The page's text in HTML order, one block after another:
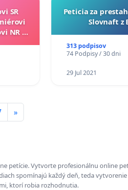
SR
NR SR
Peticia za
Slovnaft z
313 podpisov
74 Podpisy / 30 dni
29 Jul 2021
»
petície. Vytvorte profesionálnu online
spomínajú každý deň, teda
ktorí robia rozhodnutia.